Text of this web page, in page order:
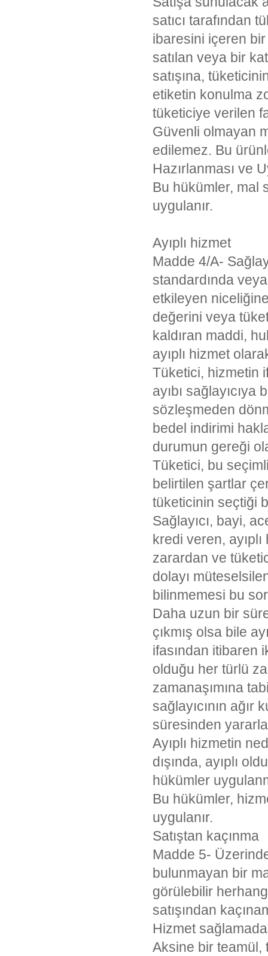
satıcı tarafından
ibaresini içeren bir
satılan veya bir
satışına,
etiketin konulma
tüketiciye verilen
Güvenli olmayan
edilemez. Bu
Hazırlanması ve
Bu hükümler, mal
uygulanır.
Ayıplı hizmet
Madde 4/A-
standardında
etkileyen
değerini veya
kaldıran maddi,
ayıplı hizmet
Tüketici, hizmetin
ayıbı
sözleşmeden
bedel indirimi
durumun gereği
Tüketici, bu
belirtilen şartlar
tüketicinin seçtiği
Sağlayıcı, bayi,
kredi veren,
zarardan ve
dolayı
bilinmemesi bu
Daha uzun bir
çıkmış olsa bile
ifasından itibaren
olduğu her türlü
zamanaşımına
sağlayıcının
süresinden
Ayıplı hizmetin
dışında, ayıplı
hükümler
Bu hükümler,
uygulanır.
Satıştan kaçınma
Madde 5-
bulunmayan bir
görülebilir
satışından
Hizmet sağlamada
Aksine bir teamül,